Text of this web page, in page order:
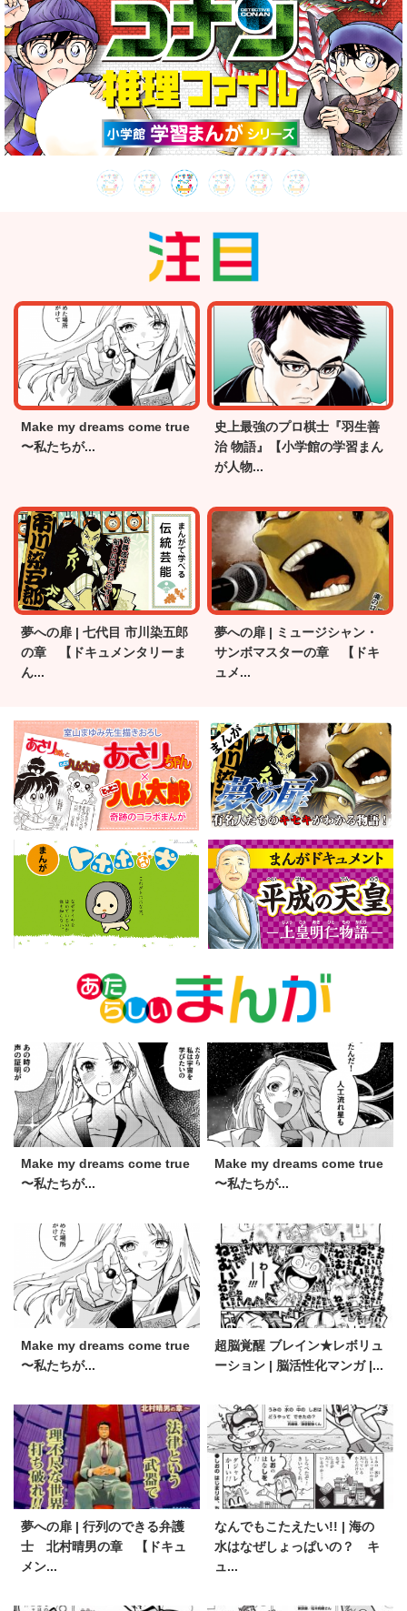
Make my dreams come true
〜私たちが...
史上最強のプロ棋士『羽生善
治 物語』【小学館の学習まん
が人物...
夢への扉 | 七代目 市川染五郎
の章 【ドキュメンタリーま
ん...
夢への扉 | ミュージシャン・
サンボマスターの章 【ドキ
ュメ...
Make my dreams come true
〜私たちが...
Make my dreams come true
〜私たちが...
Make my dreams come true
〜私たちが...
超脳覚醒 ブレイン★レボリュ
ーション | 脳活性化マンガ |...
夢への扉 | 行列のできる弁護
士 北村晴男の章 【ドキュ
メン...
なんでもこたえたい!! | 海の
水はなぜしょっぱいの？ キ
ュ...